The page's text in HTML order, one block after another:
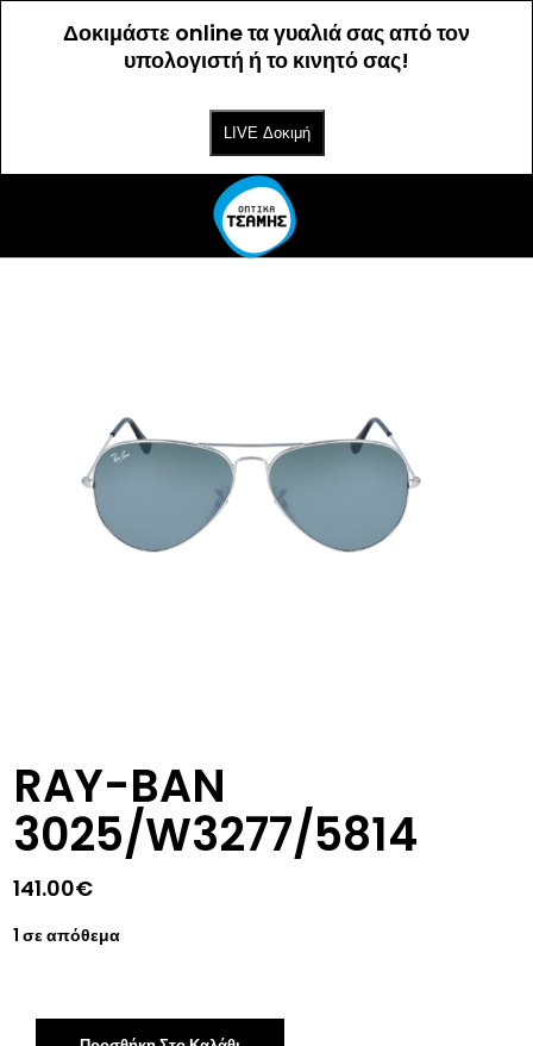
Δοκιμάστε online τα γυαλιά σας από τον
υπολογιστή ή το κινητό σας!
LIVE Δοκιμή
RAY-BAN
3025/W3277/5814
141.00€
1 σε απόθεμα